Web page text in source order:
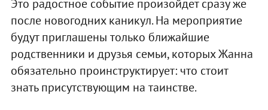
Это радостное событие произойдет сразу же
после новогодних каникул. На мероприятие
будут приглашены только ближайшие
родственники и друзья семьи, которых Жанна
обязательно проинструктирует: что стоит
знать присутствующим на таинстве.